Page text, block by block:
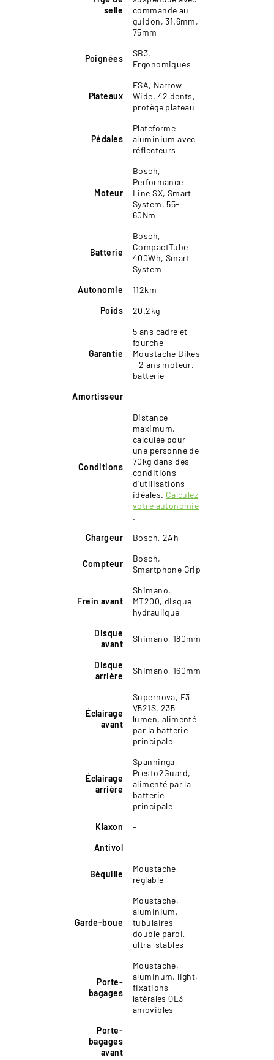
selle
commande au
guidon, 31.6mm,
75mm
Poignées
SB3,
Ergonomiques
Plateaux
FSA, Narrow
Wide, 42 dents,
protège plateau
Pédales
Plateforme
aluminium avec
réflecteurs
Moteur
Bosch,
Performance
Line SX, Smart
System, 55-
60Nm
Batterie
Bosch,
CompactTube
400Wh, Smart
System
Autonomie
112km
Poids
20.2kg
Garantie
5 ans cadre et
fourche
Moustache Bikes
- 2 ans moteur,
batterie
Amortisseur
-
Conditions
Distance
maximum,
calculée pour
une personne de
70kg dans des
conditions
d'utilisations
idéales. Calculez
votre autonomie
.
Chargeur
Bosch, 2Ah
Compteur
Bosch,
Smartphone Grip
Frein avant
Shimano,
MT200, disque
hydraulique
Disque
avant
Shimano, 180mm
Disque
arrière
Shimano, 160mm
Éclairage
avant
Supernova, E3
V521S, 235
lumen, alimenté
par la batterie
principale
Éclairage
arrière
Spanninga,
Presto2Guard,
alimenté par la
batterie
principale
Klaxon
-
Antivol
-
Béquille
Moustache,
réglable
Garde-boue
Moustache,
aluminium,
tubulaires
double paroi,
ultra-stables
Porte-
bagages
Moustache,
aluminum, light,
fixations
latérales QL3
amovibles
Porte-
bagages
avant
-